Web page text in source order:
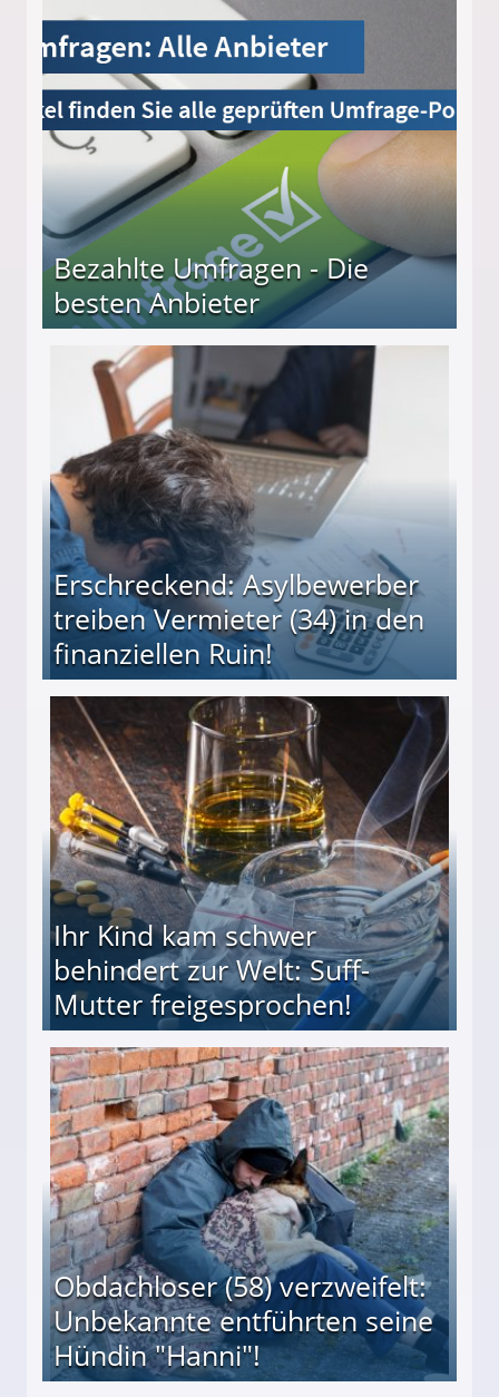
Bezahlte Umfragen - Die
besten Anbieter
Erschreckend: Asylbewerber
treiben Vermieter (34) in den
finanziellen Ruin!
(34) in den finanziellen Ruin!
Ihr Kind kam schwer
behindert zur Welt: Suff-
Mutter freigesprochen!
Mutter freigesprochen!
Obdachloser (58) verzweifelt:
Unbekannte entführten seine
Hündin "Hanni"!